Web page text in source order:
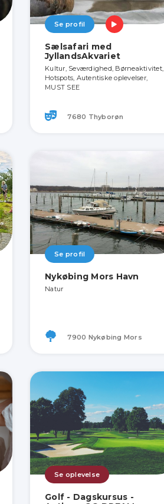
Se profil
Sælsafari med
JyllandsAkvariet
Kultur, Seværdighed, Børneaktivitet,
Hotspots, Autentiske oplevelser,
MUST SEE
7680 Thyborøn
Se profil
Nykøbing Mors Havn
Natur
7900 Nykøbing Mors
Se oplevelse
Golf - Dagskursus -